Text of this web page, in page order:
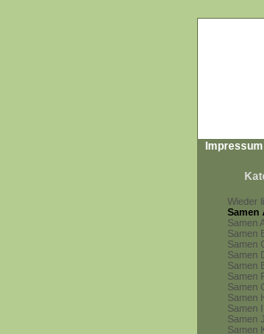
Impressum
Wieder
Samen
Samen
Samen
Samen
Samen
Samen
Samen
Samen
Samen
Samen I
Samen J
Samen